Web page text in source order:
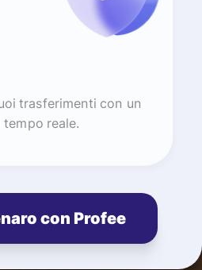
trasferimenti con un
reale.
con Profee